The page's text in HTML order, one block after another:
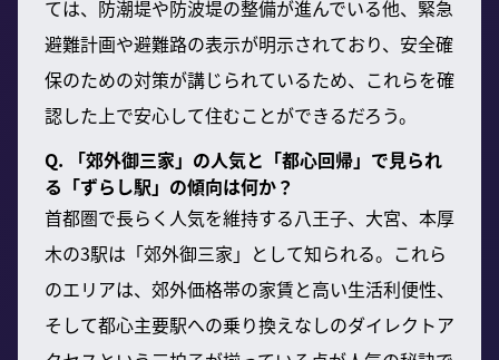
ては、防潮堤や防波堤の整備が進んでいる他、緊急
避難計画や避難路の表示が明示されており、安全確
保のための対策が講じられているため、これらを確
認した上で安心して住むことができるだろう。
Q. 「郊外御三家」の人気と「都心回帰」で見られ
る「ずらし駅」の傾向は何か？
首都圏で長らく人気を維持する八王子、大宮、本厚
木の3駅は「郊外御三家」として知られる。これら
のエリアは、郊外価格帯の家賃と高い生活利便性、
そして都心主要駅への乗り換えなしのダイレクトア